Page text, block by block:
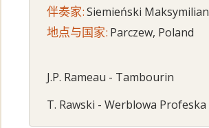
伴奏家:Siemieński Maksymilian
地点与国家: Parczew, Poland
J.P. Rameau - Tambourin
T. Rawski - Werblowa Profeska